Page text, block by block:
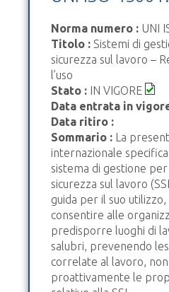
Norma numero : UNI
Titolo : Sistemi di
sicurezza sul lavoro –
l’uso
Stato : IN VIGORE
Data entrata in
Data ritiro :
Sommario : La
internazionale
sistema di gestione
sicurezza sul lavoro
guida per il suo
consentire alle
predisporre luoghi di
salubri, prevenendo
correlate al lavoro,
proattivamente le